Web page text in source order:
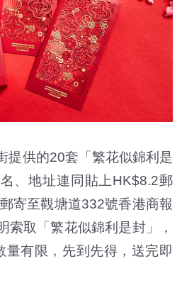
供的20套「繁花似錦利是
、地址連同貼上HK$8.2郵
寄至觀塘道332號香港商報
索取「繁花似錦利是封」，
量有限，先到先得，送完即